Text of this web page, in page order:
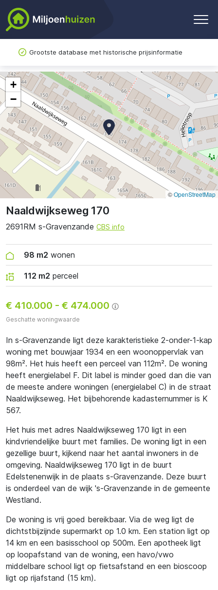
Grootste database met historische prijsinformatie
Naaldwijkseweg 170
2691RM s-Gravenzande CBS info
98 m2 wonen
112 m2 perceel
€ 410.000 - € 474.000
Geschatte woningwaarde
In s-Gravenzande ligt deze karakteristieke 2-onder-1-kap
woning met bouwjaar 1934 en een woonoppervlak van
98m². Het huis heeft een perceel van 112m². De woning
heeft energielabel F. Dit label is minder goed dan die van
de meeste andere woningen (energielabel C) in de straat
Naaldwijkseweg. Het bijbehorende kadasternummer is K
567.
Het huis met adres Naaldwijkseweg 170 ligt in een
kindvriendelijke buurt met families. De woning ligt in een
gezellige buurt, kijkend naar het aantal inwoners in de
omgeving. Naaldwijkseweg 170 ligt in de buurt
Edelstenenwijk in de plaats s-Gravenzande. Deze buurt
is onderdeel van de wijk 's-Gravenzande in de gemeente
Westland.
De woning is vrij goed bereikbaar. Via de weg ligt de
dichtstbijzijnde supermarkt op 1.0 km. Een station ligt op
14 km en een basisschool op 500m. Een apotheek ligt
op loopafstand van de woning, een havo/vwo
middelbare school ligt op fietsafstand en een bioscoop
ligt op rijafstand (15 km).
+
−
©OpenStreetMap